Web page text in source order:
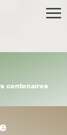
centenaires